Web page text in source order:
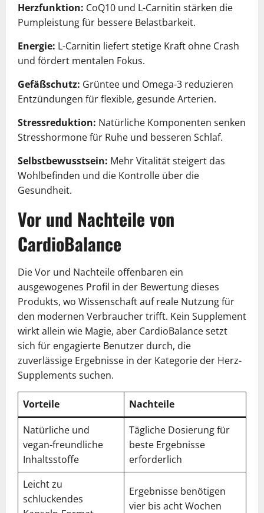
Herzfunktion: CoQ10 und L-Carnitin stärken die
Pumpleistung für bessere Belastbarkeit.
Energie: L-Carnitin liefert stetige Kraft ohne Crash
und fördert mentalen Fokus.
Gefäßschutz: Grüntee und Omega-3 reduzieren
Entzündungen für flexible, gesunde Arterien.
Stressreduktion: Natürliche Komponenten senken
Stresshormone für Ruhe und besseren Schlaf.
Selbstbewusstsein: Mehr Vitalität steigert das
Wohlbefinden und die Kontrolle über die
Gesundheit.
Vor und Nachteile von
CardioBalance
Die Vor und Nachteile offenbaren ein
ausgewogenes Profil in der Bewertung dieses
Produkts, wo Wissenschaft auf reale Nutzung für
den modernen Verbraucher trifft. Kein Supplement
wirkt allein wie Magie, aber CardioBalance setzt
sich für engagierte Benutzer durch, die
zuverlässige Ergebnisse in der Kategorie der Herz-
Supplements suchen.
Vorteile
Nachteile
Natürliche und
vegan-freundliche
Inhaltsstoffe
Tägliche Dosierung für
beste Ergebnisse
erforderlich
Leicht zu
schluckendes
Ergebnisse benötigen
vier bis acht Wochen